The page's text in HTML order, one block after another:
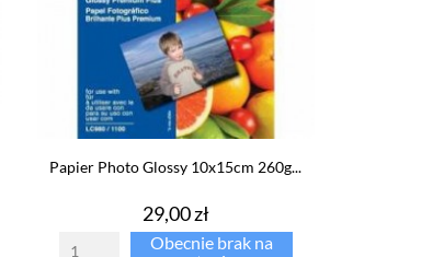
Papier Photo Glossy 10x15cm 260g...
Cena
29,00 zł
Obecnie brak na